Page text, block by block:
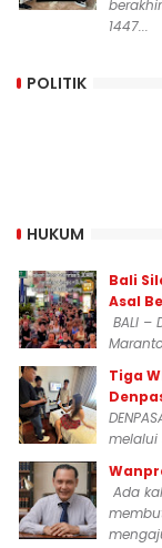
1447...
POLITIK
HUKUM
Bali
Asal
BALI –
Tiga
melalui
Ada